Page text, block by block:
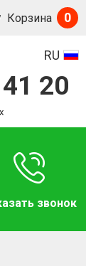
Корзина 0
RU
20
звонок